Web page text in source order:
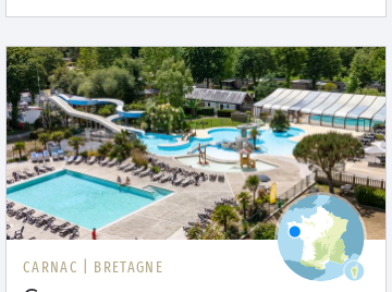
CARNAC | BRETAGNE